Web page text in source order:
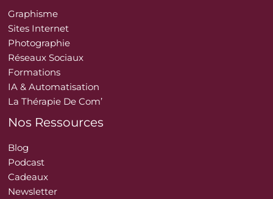
Graphisme
Sites Internet
Photographie
Réseaux Sociaux
Formations
IA & Automatisation
La Thérapie De Com’
Nos Ressources
Blog
Podcast
Cadeaux
Newsletter